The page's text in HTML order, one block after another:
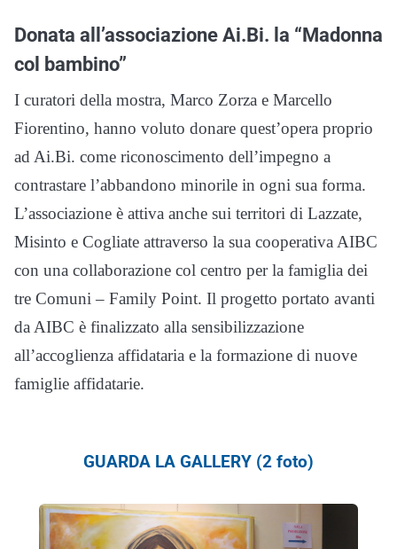
Donata all’associazione Ai.Bi. la “Madonna
col bambino”
I curatori della mostra, Marco Zorza e Marcello
Fiorentino, hanno voluto donare quest’opera proprio
ad Ai.Bi. come riconoscimento dell’impegno a
contrastare l’abbandono minorile in ogni sua forma.
L’associazione è attiva anche sui territori di Lazzate,
Misinto e Cogliate attraverso la sua cooperativa AIBC
con una collaborazione col centro per la famiglia dei
tre Comuni – Family Point. Il progetto portato avanti
da AIBC è finalizzato alla sensibilizzazione
all’accoglienza affidataria e la formazione di nuove
famiglie affidatarie.
GUARDA LA GALLERY (2 foto)